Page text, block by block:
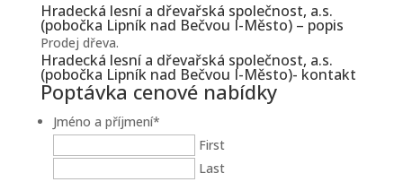
Hradecká lesní a dřevařská společnost, a.s.
(pobočka Lipník nad Bečvou I-Město) – popis
Prodej dřeva.
Hradecká lesní a dřevařská společnost, a.s.
(pobočka Lipník nad Bečvou I-Město)- kontakt
Poptávka cenové nabídky
Jméno a příjmení*
First
Last